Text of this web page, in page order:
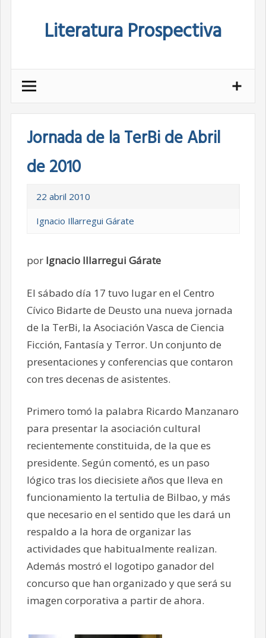
Literatura Prospectiva
Jornada de la TerBi de Abril
de 2010
22 abril 2010
Ignacio Illarregui Gárate
por Ignacio Illarregui Gárate
El sábado día 17 tuvo lugar en el Centro
Cívico Bidarte de Deusto una nueva jornada
de la TerBi, la Asociación Vasca de Ciencia
Ficción, Fantasía y Terror. Un conjunto de
presentaciones y conferencias que contaron
con tres decenas de asistentes.
Primero tomó la palabra Ricardo Manzanaro
para presentar la asociación cultural
recientemente constituida, de la que es
presidente. Según comentó, es un paso
lógico tras los diecisiete años que lleva en
funcionamiento la tertulia de Bilbao, y más
que necesario en el sentido que les dará un
respaldo a la hora de organizar las
actividades que habitualmente realizan.
Además mostró el logotipo ganador del
concurso que han organizado y que será su
imagen corporativa a partir de ahora.